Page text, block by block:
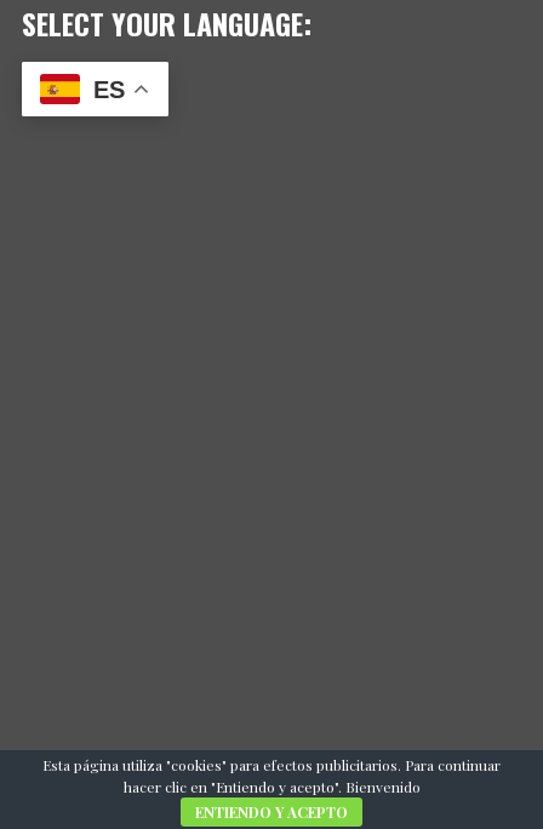
SELECT YOUR LANGUAGE:
ES
Esta página utiliza "cookies" para efectos publicitarios. Para continuar
hacer clic en "Entiendo y acepto". Bienvenido
ENTIENDO Y ACEPTO